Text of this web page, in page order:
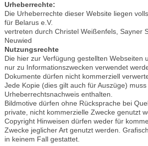
Urheberrechte:
Die Urheberrechte dieser Website liegen
für Belarus e.V.
vertreten durch Christel Weißenfels, Sayner
Neuwied
Nutzungsrechte
Die hier zur Verfügung gestellten Webseiten
nur zu Informationszwecken verwendet
Dokumente dürfen nicht kommerziell
Jede Kopie (dies gilt auch für Auszüge) muss
Urheberrechtsnachweis enthalten.
Bildmotive dürfen ohne Rücksprache bei
private, nicht kommerzielle Zwecke genutzt
Copyright Hinweisen dürfen weder für
Zwecke jeglicher Art genutzt werden.
in keinem Fall gestattet.